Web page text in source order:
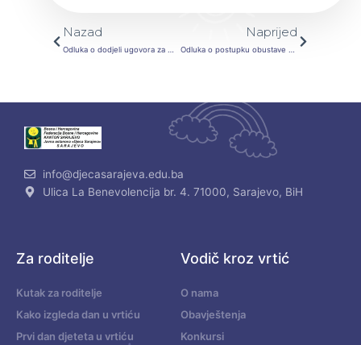
Prev
Nazad
Odluka o dodjeli ugovora za mini tender-Popravka i održavanje vozila
Naprijed
Odluka o postupku obustave JN- Nabavka toplotne energije
info@djecasarajeva.edu.ba
Ulica La Benevolencija br. 4. 71000, Sarajevo, BiH
Za roditelje
Kutak za roditelje
Kako izgleda dan u vrtiću
Prvi dan djeteta u vrtiću
Vodič kroz vrtić
O nama
Obavještenja
Konkursi